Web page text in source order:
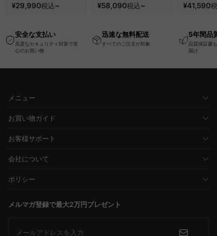
ク・コンセント・
ー機能搭載ワークデス
ク
¥29,990税込~
要で組み立てられるク
¥58,090税込~
100kgの
¥41,590
安全な支払い
高度なセキュリティ対策で安
心のお買い物
迅速な無料配送
すべてのご注文が対象
5年間品
品質保証書
届け
メニュー
お買い物ガイド
お客様サポート
会社について
ポリシー
メルマガ登録で最大2万円プレゼント
メールアドレスを入力